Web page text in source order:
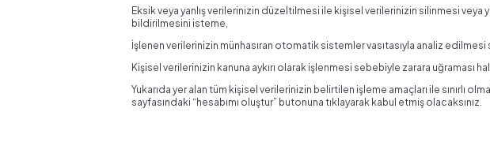
Eksik veya yanlış verilerinizin düzeltilmesi ile kişisel verilerinizin silinmesi
bildirilmesini isteme,
İşlenen verilerinizin münhasıran otomatik sistemler vasıtasıyla analiz
Kişisel verilerinizin kanuna aykırı olarak işlenmesi sebebiyle zarara uğraması
Yukarıda yer alan tüm kişisel verilerinizin belirtilen işleme amaçları ile sınırlı
sayfasındaki “hesabımı oluştur” butonuna tıklayarak kabul etmiş olacaksınız.